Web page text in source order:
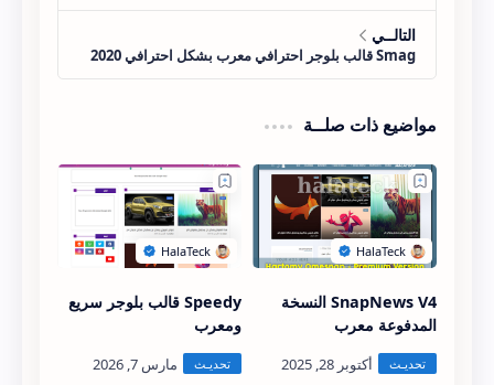
مواضيع ذات صلــة
SnapNews V4 النسخة
المدفوعة معرب
Speedy قالب بلوجر سريع
ومعرب